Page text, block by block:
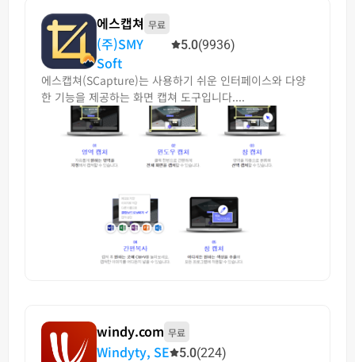
에스캡쳐 무료
(주)SMY
Soft
5.0(9936)
에스캡쳐(SCapture)는 사용하기 쉬운 인터페이스와 다양
한 기능을 제공하는 화면 캡쳐 도구입니다....
windy.com 무료
Windyty, SE 5.0(224)